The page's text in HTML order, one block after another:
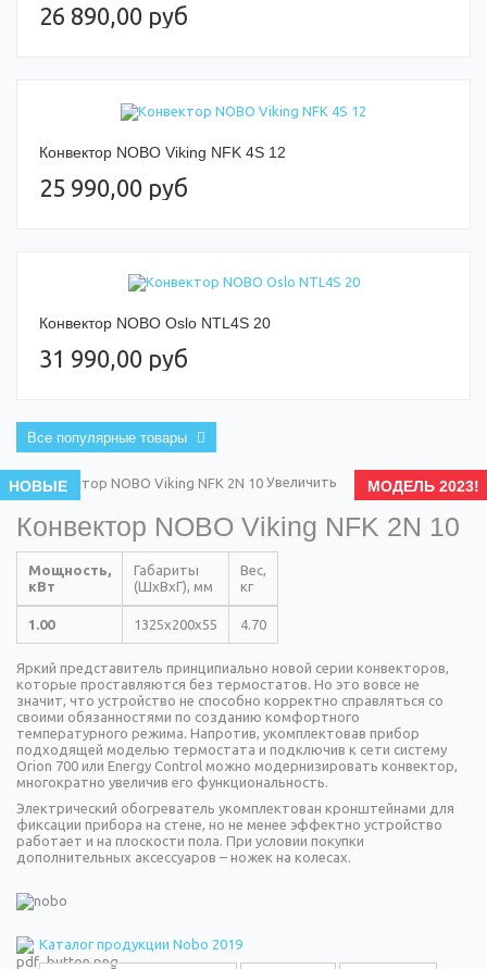
26 890,00 руб
Конвектор NOBO Viking NFK 4S 12
25 990,00 руб
Конвектор NOBO Oslo NTL4S 20
31 990,00 руб
Все популярные товары
НОВЫЕ МОДЕЛЬ 2023!
Увеличить
Конвектор NOBO Viking NFK 2N 10
Мощность,
кВт
Габариты
(ШхВхГ), мм
Вес,
кг
1.00 1325x200x55 4.70
Яркий представитель принципиально новой серии конвекторов,
которые проставляются без термостатов. Но это вовсе не
значит, что устройство не способно корректно справляться со
своими обязанностями по созданию комфортного
температурного режима. Напротив, укомплектовав прибор
подходящей моделью термостата и подключив к сети систему
Orion 700 или Energy Control можно модернизировать конвектор,
многократно увеличив его функциональность.
Электрический обогреватель укомплектован кронштейнами для
фиксации прибора на стене, но не менее эффектно устройство
работает и на плоскости пола. При условии покупки
дополнительных аксессуаров – ножек на колесах.
Каталог продукции Nobo 2019